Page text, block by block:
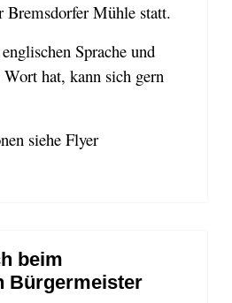
Bremsdorfer Mühle statt.
Sprache und
Wort hat, kann sich gern
siehe Flyer
beim
Bürgermeister